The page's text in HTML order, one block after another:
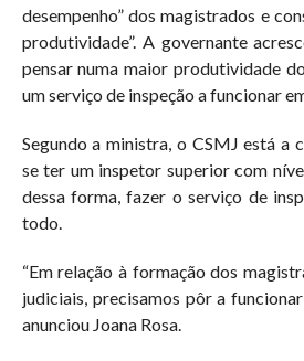
desempenho” dos magistrados e
produtividade”. A governante
pensar numa maior produtividade
um serviço de inspeção a funcionar
Segundo a ministra, o CSMJ está a
se ter um inspetor superior com
dessa forma, fazer o serviço de
todo.
“Em relação à formação dos
judiciais, precisamos pôr a
anunciou Joana Rosa.